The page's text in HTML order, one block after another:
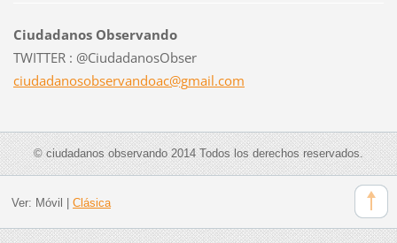
Ciudadanos Observando
TWITTER : @CiudadanosObser
ciudadanosobservandoac@gmail.com
© ciudadanos observando 2014 Todos los derechos reservados.
Ver: Móvil Clásica